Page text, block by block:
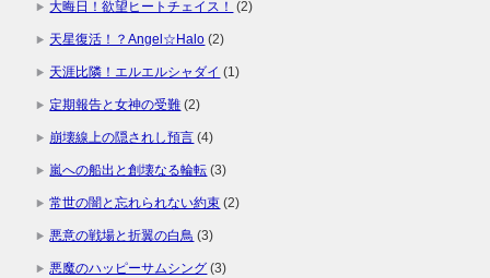
大晦日！欲望ヒートチェイス！ (2)
天星復活！？Angel☆Halo (2)
天涯比隣！エルエルシャダイ (1)
定期報告と女神の受難 (2)
崩壊線上の隠されし預言 (4)
嵐への船出と創壊なる輪転 (3)
常世の闇と忘れられない約束 (2)
悪意の戦場と折翼の白鳥 (3)
悪魔のハッピーサムシング (3)